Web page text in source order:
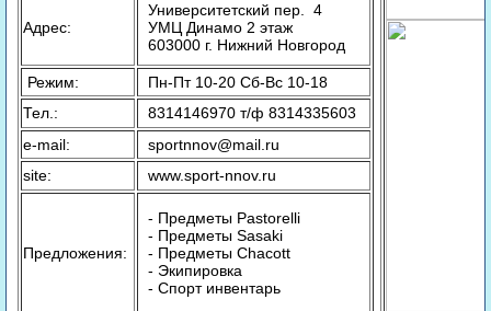
Адрес:
Университетский пер. 4
УМЦ Динамо 2 этаж
603000 г. Нижний Новгород
Режим:
Пн-Пт 10-20 Сб-Вс 10-18
Тел.:
8314146970 т/ф 8314335603
e-mail:
sportnnov@mail.ru
site:
www.sport-nnov.ru
Предложения:
- Предметы Pastorelli
- Предметы Sasaki
- Предметы Chacott
- Экипировка
- Спорт инвентарь